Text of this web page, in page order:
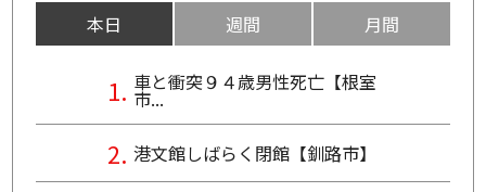
本日 週間 月間
車と衝突９４歳男性死亡【根室
市...
港文館しばらく閉館【釧路市】